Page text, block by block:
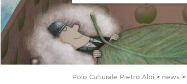
Polo Culturale Pietro Aldi > news >